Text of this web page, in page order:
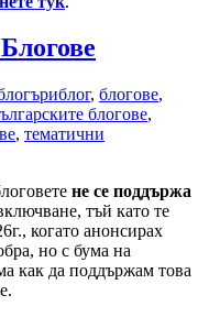
блог, блогове,
блогове,
, тематични
не се поддържа
тъй като те
когато анонсирах
но с бума на
как да поддържам това